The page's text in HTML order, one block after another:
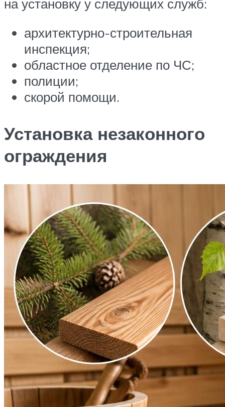
на установку у следующих служб:
архитектурно-строительная
инспекция;
областное отделение по ЧС;
полиции;
скорой помощи.
Установка незаконного
ограждения